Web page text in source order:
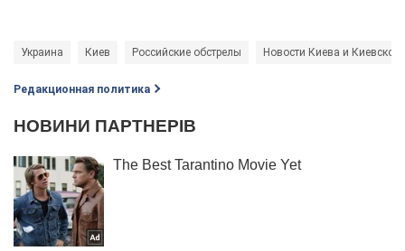
Украина Киев Российские обстрелы Новости Киева и Киевской
Редакционная политика